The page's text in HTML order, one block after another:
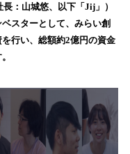
：山城悠、以下「Jij」）
スターとして、みらい創
行い、総額約2億円の資金